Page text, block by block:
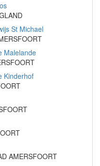
St Michael
Malelande
Kinderhof
AMERSFOORT